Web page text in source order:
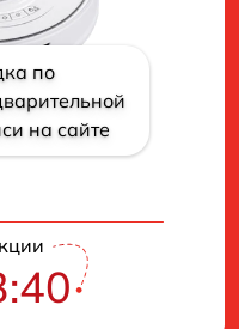
по
на сайте